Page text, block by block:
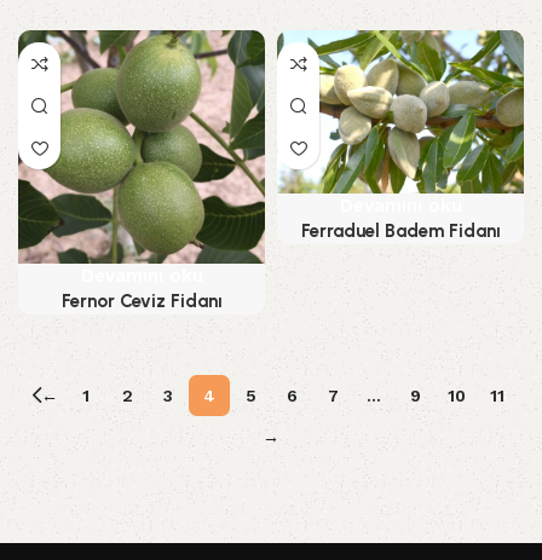
Fernor Ceviz Fidanı
Ferraduel Badem Fidanı
← 1 2 3 4 5 6 7 … 9 10 11
→